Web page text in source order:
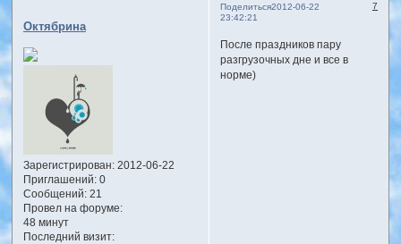
Поделиться 7
2012-06-22
23:42:21
Октябрина
Зарегистрирован: 2012-06-22
Приглашений:0
Сообщений:21
Провел на форуме:
48 минут
Последний визит:
После праздников пару
разгрузочных дне и все в
норме)